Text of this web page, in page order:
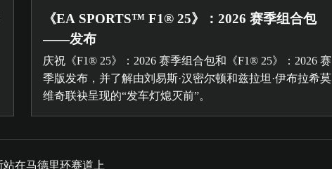
《EA SPORTS™ F1® 25》：2026 赛季组合包
——发布
庆祝《F1® 25》：2026 赛季组合包和《F1® 25》：2026 赛
季版发布，并了解由刘易斯·汉密尔顿和兹拉坦·伊布拉希莫
维奇联袂呈现的“发车灯熄灭前”。